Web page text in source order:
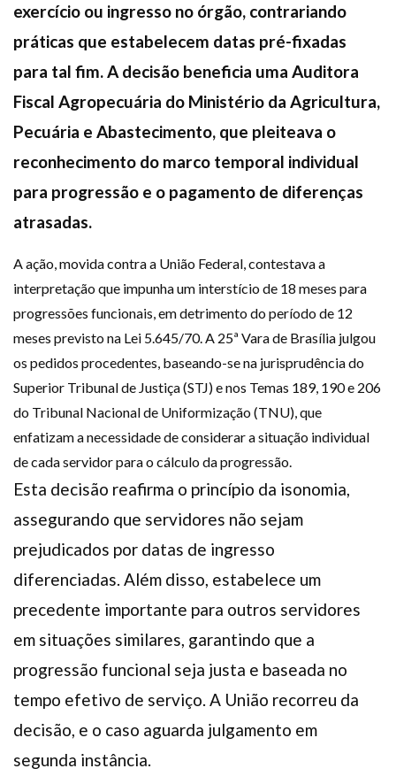
exercício ou ingresso no órgão, contrariando
práticas que estabelecem datas pré-fixadas
para tal fim. A decisão beneficia uma Auditora
Fiscal Agropecuária do Ministério da Agricultura,
Pecuária e Abastecimento, que pleiteava o
reconhecimento do marco temporal individual
para progressão e o pagamento de diferenças
atrasadas.
A ação, movida contra a União Federal, contestava a
interpretação que impunha um interstício de 18 meses para
progressões funcionais, em detrimento do período de 12
meses previsto na Lei 5.645/70. A 25ª Vara de Brasília julgou
os pedidos procedentes, baseando-se na jurisprudência do
Superior Tribunal de Justiça (STJ) e nos Temas 189, 190 e 206
do Tribunal Nacional de Uniformização (TNU), que
enfatizam a necessidade de considerar a situação individual
de cada servidor para o cálculo da progressão.
Esta decisão reafirma o princípio da isonomia,
assegurando que servidores não sejam
prejudicados por datas de ingresso
diferenciadas. Além disso, estabelece um
precedente importante para outros servidores
em situações similares, garantindo que a
progressão funcional seja justa e baseada no
tempo efetivo de serviço. A União recorreu da
decisão, e o caso aguarda julgamento em
segunda instância.